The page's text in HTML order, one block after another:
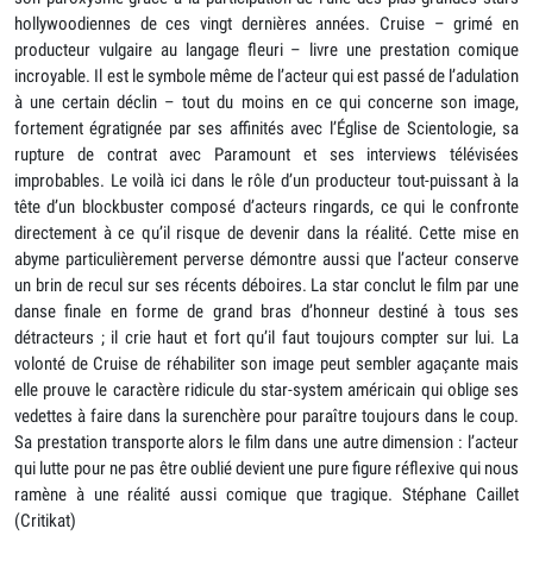
hollywoodiennes de ces vingt dernières années. Cruise – grimé en
producteur vulgaire au langage fleuri – livre une prestation comique
incroyable. Il est le symbole même de l’acteur qui est passé de l’adulation
à une certain déclin – tout du moins en ce qui concerne son image,
fortement égratignée par ses affinités avec l’Église de Scientologie, sa
rupture de contrat avec Paramount et ses interviews télévisées
improbables. Le voilà ici dans le rôle d’un producteur tout-puissant à la
tête d’un blockbuster composé d’acteurs ringards, ce qui le confronte
directement à ce qu’il risque de devenir dans la réalité. Cette mise en
abyme particulièrement perverse démontre aussi que l’acteur conserve
un brin de recul sur ses récents déboires. La star conclut le film par une
danse finale en forme de grand bras d’honneur destiné à tous ses
détracteurs ; il crie haut et fort qu’il faut toujours compter sur lui. La
volonté de Cruise de réhabiliter son image peut sembler agaçante mais
elle prouve le caractère ridicule du star-system américain qui oblige ses
vedettes à faire dans la surenchère pour paraître toujours dans le coup.
Sa prestation transporte alors le film dans une autre dimension : l’acteur
qui lutte pour ne pas être oublié devient une pure figure réflexive qui nous
ramène à une réalité aussi comique que tragique. Stéphane Caillet
(Critikat)